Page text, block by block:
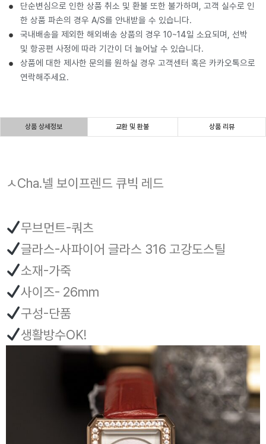
단순변심으로 인한 상품 취소 및 환불 또한 불가하며, 고객 실수로 인
한 상품 파손의 경우 A/S를 안내받을 수 있습니다.
국내배송을 제외한 해외배송 상품의 경우 10~14일 소요되며, 선박
및 항공편 사정에 따라 기간이 더 늘어날 수 있습니다.
상품에 대한 제사한 문의를 원하실 경우 고객센터 혹은 카카오톡으로
연락해주세요.
상품 상세정보 교환 및 환불 상품 리뷰
ㅅCha.넬 보이프렌드 큐빅 레드
무브먼트-쿼츠
글라스-사파이어 글라스 316 고강도스틸
소재-가죽
사이즈- 26mm
구성-단품
생활방수OK!